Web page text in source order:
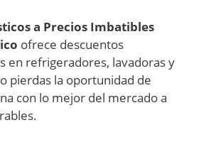
a Precios Imbatibles
ofrece descuentos
en refrigeradores, lavadoras y
pierdas la oportunidad de
con lo mejor del mercado a